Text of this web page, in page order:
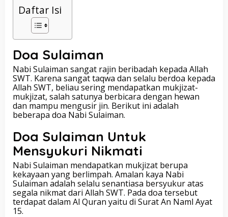
Daftar Isi
Doa Sulaiman
Nabi Sulaiman sangat rajin beribadah kepada Allah
SWT. Karena sangat taqwa dan selalu berdoa kepada
Allah SWT, beliau sering mendapatkan mukjizat-
mukjizat, salah satunya berbicara dengan hewan
dan mampu mengusir jin. Berikut ini adalah
beberapa doa Nabi Sulaiman.
Doa Sulaiman Untuk
Mensyukuri Nikmati
Nabi Sulaiman mendapatkan mukjizat berupa
kekayaan yang berlimpah. Amalan kaya Nabi
Sulaiman adalah selalu senantiasa bersyukur atas
segala nikmat dari Allah SWT. Pada doa tersebut
terdapat dalam Al Quran yaitu di Surat An Naml Ayat
15.